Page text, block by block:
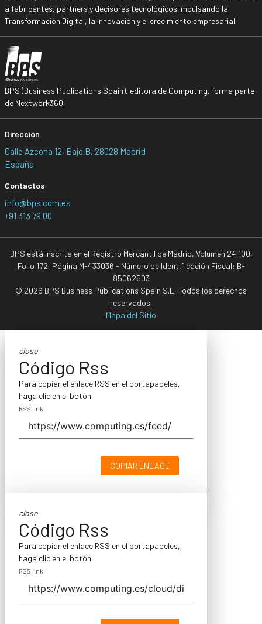
a fabricantes, partners y decisores tecnológicos impulsando la
Transformación Digital, la Innovación y el crecimiento empresarial.
BPS (Business Publications Spain), editora de Computing, forma parte
de Nextwork360.
Dirección
Calle Azcona 12, Bajo B, 28028 Madrid
España
Contactos
info@bps.com.es
+91 313 79 00
BPS está inscrita en el Registro Mercantil de Madrid, Volumen 24.100,
Folio 172, Página M-433036 - Número de Identificación Fiscal: B-
85062503
© 2026 BPS Business Publications Spain S.L. Todos los derechos
reservados.
Mapa del Sitio
close
Código Rss
Para copiar el enlace RSS en el portapapeles,
haga clic en el botón.
RSS link
COPIAR ENLACE
close
Código Rss
Para copiar el enlace RSS en el portapapeles,
haga clic en el botón.
RSS link